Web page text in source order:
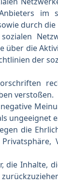
durch
über die
der
verstoßen.
ungeeignet
die
die